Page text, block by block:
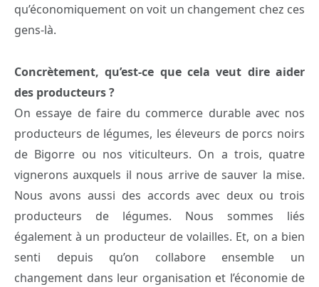
qu’économiquement on voit un changement chez ces
gens-là.
Concrètement, qu’est-ce que cela veut dire aider
des producteurs ?
On essaye de faire du commerce durable avec nos
producteurs de légumes, les éleveurs de porcs noirs
de Bigorre ou nos viticulteurs. On a trois, quatre
vignerons auxquels il nous arrive de sauver la mise.
Nous avons aussi des accords avec deux ou trois
producteurs de légumes. Nous sommes liés
également à un producteur de volailles. Et, on a bien
senti depuis qu’on collabore ensemble un
changement dans leur organisation et l’économie de